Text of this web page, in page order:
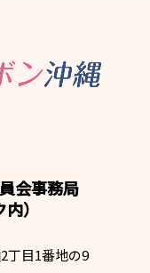
会事務局
）
丁目1番地の9